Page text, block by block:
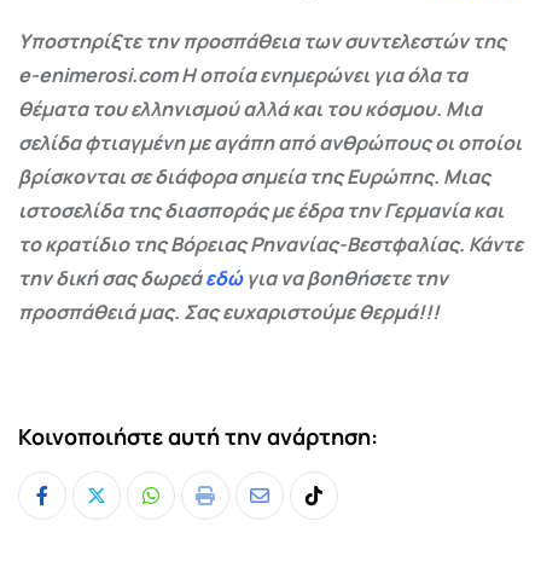
Υποστηρίξτε την προσπάθεια των συντελεστών της
e-enimerosi.com Η οποία ενημερώνει για όλα τα
θέματα του ελληνισμού αλλά και του κόσμου. Μια
σελίδα φτιαγμένη με αγάπη από ανθρώπους οι οποίοι
βρίσκονται σε διάφορα σημεία της Ευρώπης. Μιας
ιστοσελίδα της διασποράς με έδρα την Γερμανία και
το κρατίδιο της Βόρειας Ρηνανίας-Βεστφαλίας. Κάντε
την δική σας δωρεάεδώγια να βοηθήσετε την
προσπάθειά μας. Σας ευχαριστούμε θερμά!!!
Κοινοποιήστε αυτή την ανάρτηση:
Whatsapp
Print
ShareTiktok